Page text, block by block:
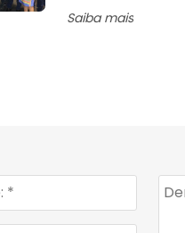
Saiba mais